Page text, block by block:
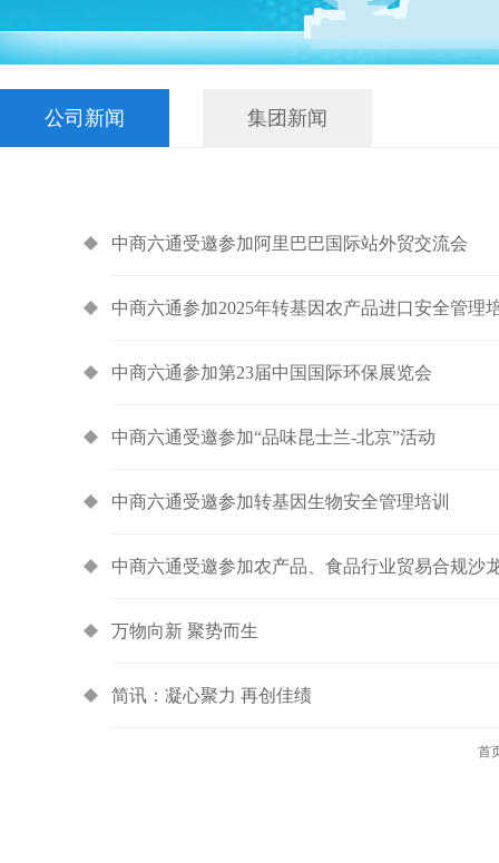
公司新闻 集团新闻
中商六通受邀参加阿里巴巴国际站外贸交流会
中商六通参加2025年转基因农产品进口安全管理
中商六通参加第23届中国国际环保展览会
中商六通受邀参加“品味昆士兰-北京”活动
中商六通受邀参加转基因生物安全管理培训
中商六通受邀参加农产品、食品行业贸易合规沙
万物向新 聚势而生
简讯：凝心聚力 再创佳绩
首